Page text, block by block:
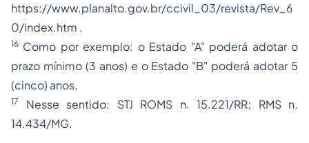
https://www.planalto.gov.br/ccivil_03/revista/Rev_6
0/index.htm .
16 Como por exemplo: o Estado "A" poderá adotar o
prazo mínimo (3 anos) e o Estado "B" poderá adotar 5
(cinco) anos.
17
Nesse sentido: STJ ROMS n. 15.221/RR; RMS n.
14.434/MG.